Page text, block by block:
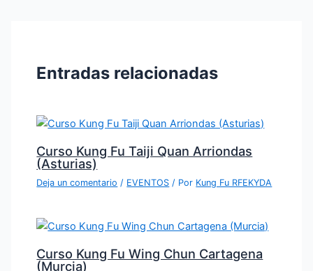
Entradas relacionadas
Curso Kung Fu Taiji Quan Arriondas
(Asturias)
Deja un comentario / EVENTOS / Por Kung Fu RFEKYDA
Curso Kung Fu Wing Chun Cartagena
(Murcia)